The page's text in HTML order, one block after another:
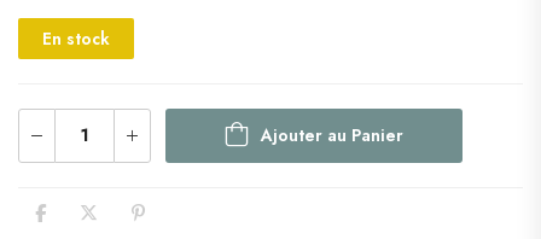
En stock
Ajouter au Panier